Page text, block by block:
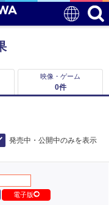
映像・ゲーム
0件
発売中・公開中のみを表示
電子版